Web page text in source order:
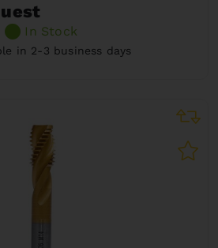
In Stock
in 2-3 business days